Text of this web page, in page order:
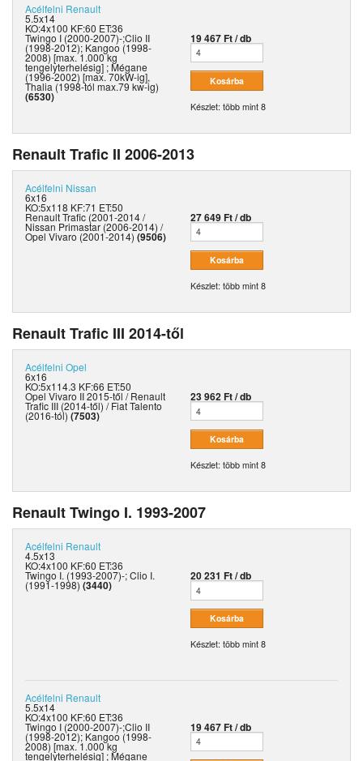
Acélfelni Renault
5.5x14
KO:4x100 KF:60 ET:36
Twingo I (2000-2007)-;Clio II
(1998-2012); Kangoo (1998-
2008) [max. 1.000 kg
tengelyterhelésig] ; Mégane
(1996-2002) [max. 70kW-ig],
Thalia (1998-tól max.79 kw-ig)
(6530)
19 467 Ft / db
Készlet: több mint 8
Renault Trafic II 2006-2013
Acélfelni Nissan
6x16
KO:5x118 KF:71 ET:50
Renault Trafic (2001-2014 /
Nissan Primastar (2006-2014) /
Opel Vivaro (2001-2014) (9506)
27 649 Ft / db
Készlet: több mint 8
Renault Trafic III 2014-től
Acélfelni Opel
6x16
KO:5x114.3 KF:66 ET:50
Opel Vivaro II 2015-től / Renault
Trafic III (2014-től) / Fiat Talento
(2016-tól) (7503)
23 962 Ft / db
Készlet: több mint 8
Renault Twingo I. 1993-2007
Acélfelni Renault
4.5x13
KO:4x100 KF:60 ET:36
Twingo I. (1993-2007)-; Clio I.
(1991-1998) (3440)
20 231 Ft / db
Készlet: több mint 8
Acélfelni Renault
5.5x14
KO:4x100 KF:60 ET:36
Twingo I (2000-2007)-;Clio II
(1998-2012); Kangoo (1998-
2008) [max. 1.000 kg
tengelyterhelésig] ; Mégane
19 467 Ft / db